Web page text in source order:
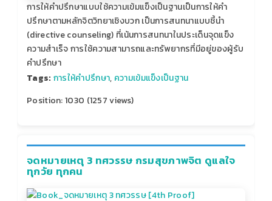
การให้คำปรึกษาแบบใช้ความเข้มแข็งเป็นฐานเป็นการให้คำ
ปรึกษาตามหลักจิตวิทยาเชิงบวก เป็นการสนทนาแบบชี้นำ
(directive counseling) ที่เน้นการสนทนาในประเด็นจุดแข็ง
ความสำเร็จ การใช้ความสามารถและทรัพยากรที่มีอยู่ของผู้รับ
คำปรึกษา
Tags: การให้คำปรึกษา, ความเข้มแข็งเป็นฐาน
Position:1030 (1257views)
จดหมายเหตุ 3 ทศวรรษ กรมสุขภาพจิต ดูแลใจ
ทุกวัย ทุกคน